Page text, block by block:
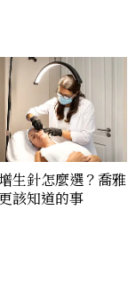
生針怎麼選？喬雅
該知道的事